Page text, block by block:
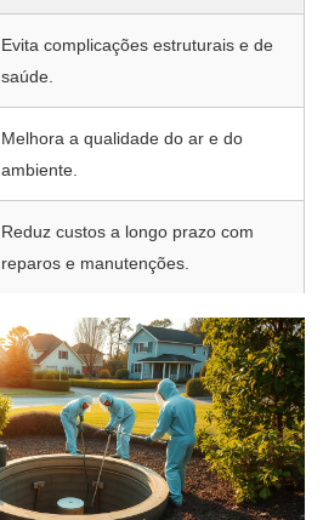
Evita complicações estruturais e de
saúde.
Melhora a qualidade do ar e do
ambiente.
Reduz custos a longo prazo com
reparos e manutenções.